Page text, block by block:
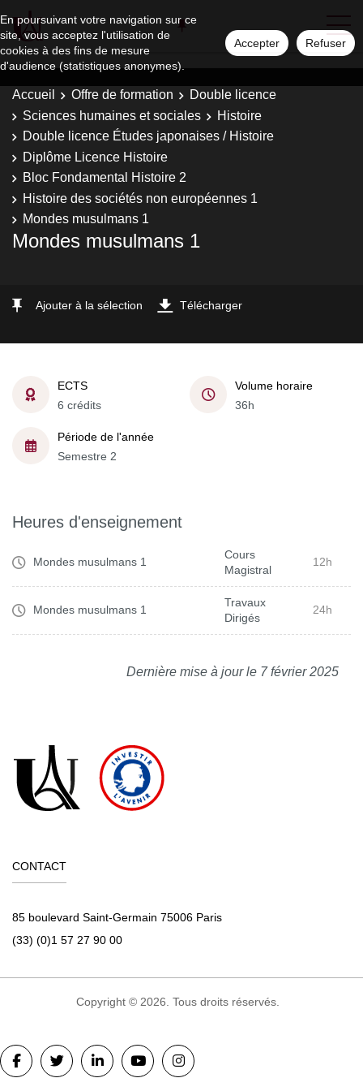
En poursuivant votre navigation sur ce
site, vous acceptez l'utilisation de
cookies à des fins de mesure
d'audience (statistiques anonymes).
Accepter Refuser
Accueil Offre de formation
Double licence
Sciences humaines et sociales
Histoire
Double licence Études japonaises / Histoire
Diplôme Licence Histoire
Bloc Fondamental Histoire 2
Histoire des sociétés non européennes 1
Mondes musulmans 1
Mondes musulmans 1
Ajouter à la sélection Télécharger
ECTS
6 crédits
Volume horaire
36h
Période de l'année
Semestre 2
Heures d'enseignement
Mondes musulmans 1
Cours
Magistral
12h
Mondes musulmans 1
Travaux
Dirigés
24h
Dernière mise à jour le 7 février 2025
CONTACT
85 boulevard Saint-Germain 75006 Paris
(33) (0)1 57 27 90 00
Copyright © 2026. Tous droits réservés.